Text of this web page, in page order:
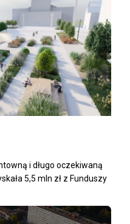
i długo oczekiwaną
5,5 mln zł z Funduszy